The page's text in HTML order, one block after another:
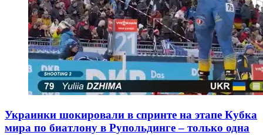
Украинки шокировали в спринте на этапе Кубка
мира по биатлону в Рупольдинге – только одна